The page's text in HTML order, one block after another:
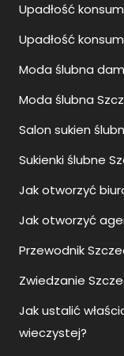
Upadłość
Upadłość
Moda ślubna
Moda ślubna
Salon sukien
Sukienki ślubne
Jak otworzyć
Jak otworzyć
Przewodnik
Zwiedzanie
Jak ustalić
wieczystej?